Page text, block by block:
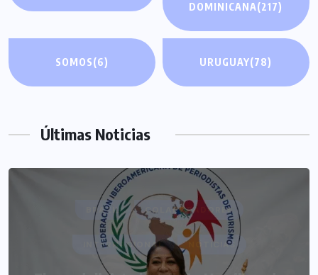
DOMINICANA(217)
SOMOS(6) URUGUAY(78)
Últimas Noticias